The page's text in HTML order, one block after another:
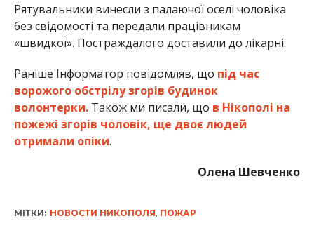
Рятувальники винесли з палаючої оселі чоловіка
без свідомості та передали працівникам
«швидкої». Постраждалого доставили до лікарні.
Раніше Інформатор повідомляв, що під час
ворожого обстрілу згорів будинок
волонтерки. Також ми писали, що в Нікополі на
пожежі згорів чоловік, ще двоє людей
отримали опіки.
Олена Шевченко
МІТКИ: НОВОСТИ НИКОПОЛЯ ПОЖАР